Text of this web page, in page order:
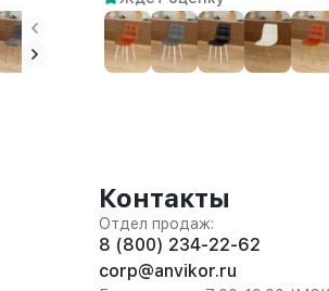
Контакты
Отдел продаж:
8 (800) 234-22-62
corp@anvikor.ru